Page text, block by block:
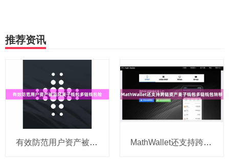
推荐资讯
有效防范用户资产被盗风麦子钱包多链钱包险 MathWallet还支持跨链资产麦子钱包多链钱包转移